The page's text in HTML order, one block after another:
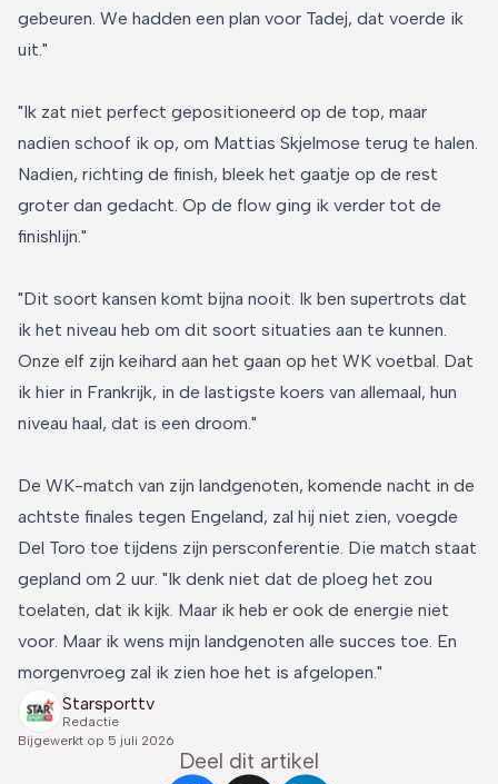
gebeuren. We hadden een plan voor Tadej, dat voerde ik
uit."
"Ik zat niet perfect gepositioneerd op de top, maar
nadien schoof ik op, om Mattias Skjelmose terug te halen.
Nadien, richting de finish, bleek het gaatje op de rest
groter dan gedacht. Op de flow ging ik verder tot de
finishlijn."
"Dit soort kansen komt bijna nooit. Ik ben supertrots dat
ik het niveau heb om dit soort situaties aan te kunnen.
Onze elf zijn keihard aan het gaan op het WK voetbal. Dat
ik hier in Frankrijk, in de lastigste koers van allemaal, hun
niveau haal, dat is een droom."
De WK-match van zijn landgenoten, komende nacht in de
achtste finales tegen Engeland, zal hij niet zien, voegde
Del Toro toe tijdens zijn persconferentie. Die match staat
gepland om 2 uur. "Ik denk niet dat de ploeg het zou
toelaten, dat ik kijk. Maar ik heb er ook de energie niet
voor. Maar ik wens mijn landgenoten alle succes toe. En
morgenvroeg zal ik zien hoe het is afgelopen."
Starsporttv
Redactie
Bijgewerkt op 5 juli 2026
Deel dit artikel